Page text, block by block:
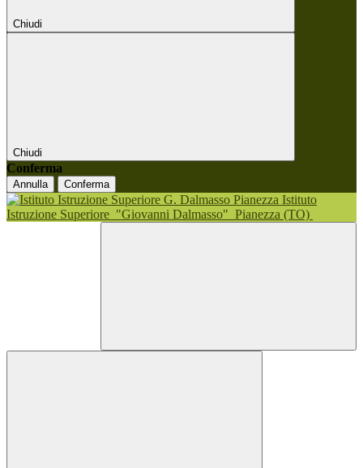
Chiudi
Chiudi
Conferma
Annulla Conferma
Istituto
Istruzione Superiore "Giovanni Dalmasso" Pianezza (TO)